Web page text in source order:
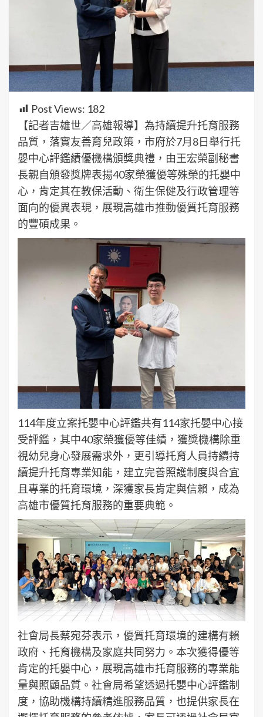
Post Views: 182
【記者吉雄世／高雄報導】為持續提升托育服務
品質，落實友善育兒政策，市府於7月8日舉行托
嬰中心評鑑績優機構頒獎典禮，由王宏榮副秘書
長親自頒發獎牌表揚40家榮獲優等殊榮的托嬰中
心，肯定其在教保活動、衛生保健及行政管理等
面向的優異表現，展現高雄市推動優質托育服務
的豐碩成果。
114年度立案托嬰中心評鑑共有114家托嬰中心接
受評鑑，其中40家榮獲優等佳績，獲獎機構除重
視幼兒身心發展需求外，更引導托育人員持續持
續提升托育專業知能，建立完善照護制度與合宜
且專業的托育環境，深獲家長肯定與信賴，成為
高雄市優質托育服務的重要典範。
社會局長蔡宛芬表示，優質托育環境的建構有賴
政府、托育機構及家庭共同努力。本次獲得優等
肯定的托嬰中心，展現高雄市托育服務的專業能
量與照顧品質。社會局希望透過托嬰中心評鑑制
度，協助機構持續精進服務品質，也提供家長在